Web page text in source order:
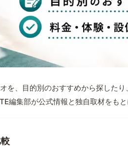
を、目的別のおすすめから探した
編集部が公式情報と独自取材をもと